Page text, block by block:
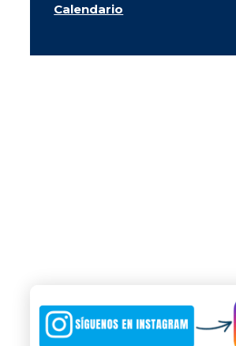
Calendario